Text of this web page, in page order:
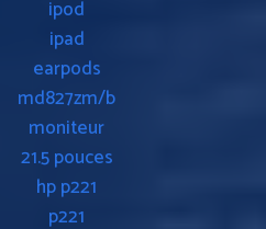
ipod
ipad
earpods
md827zm/b
moniteur
21.5 pouces
hp p221
p221